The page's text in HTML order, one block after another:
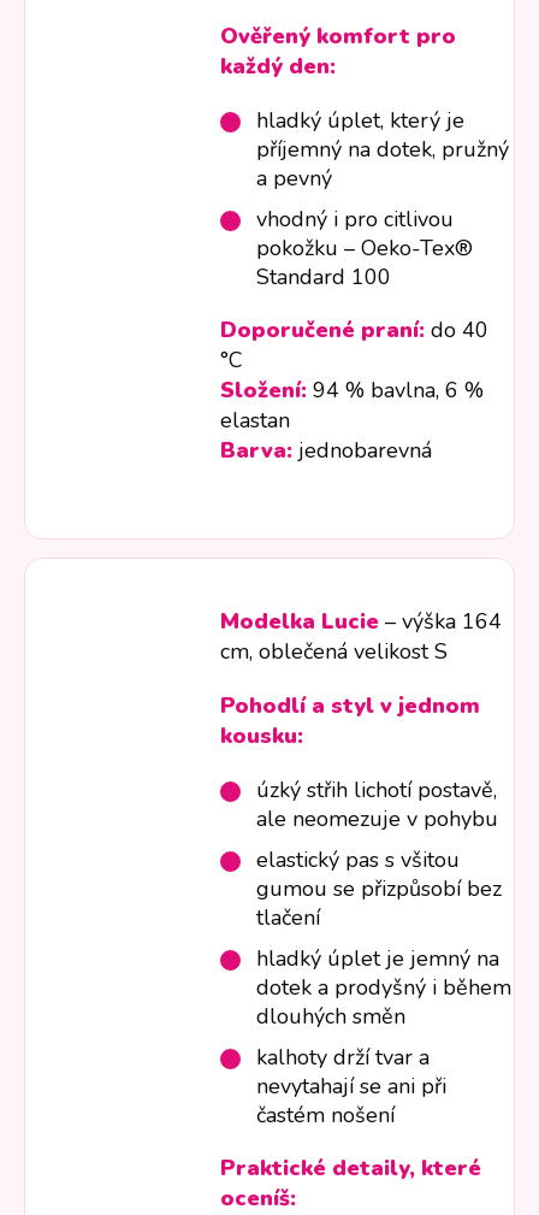
Ověřený komfort pro
každý den:
hladký úplet, který je
příjemný na dotek, pružný
a pevný
vhodný i pro citlivou
pokožku – Oeko-Tex®
Standard 100
Doporučené praní: do 40
°C
Složení: 94 % bavlna, 6 %
elastan
Barva: jednobarevná
Modelka Lucie – výška 164
cm, oblečená velikost S
Pohodlí a styl v jednom
kousku:
úzký střih lichotí postavě,
ale neomezuje v pohybu
elastický pas s všitou
gumou se přizpůsobí bez
tlačení
hladký úplet je jemný na
dotek a prodyšný i během
dlouhých směn
kalhoty drží tvar a
nevytahají se ani při
častém nošení
Praktické detaily, které
oceníš: